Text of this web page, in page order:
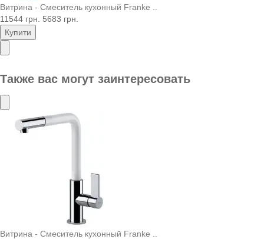
Витрина - Смеситель кухонный Franke ..
11544 грн. 5683 грн.
Купити
Также вас могут заинтересовать
Витрина - Смеситель кухонный Franke ..